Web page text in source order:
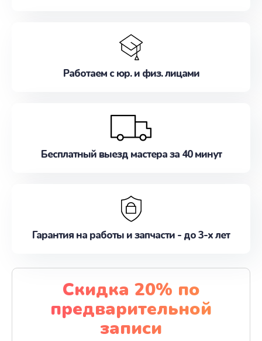
Работаем с юр. и физ. лицами
Бесплатный выезд мастера за 40 минут
Гарантия на работы и запчасти - до 3-х лет
Скидка 20% по
предварительной
записи